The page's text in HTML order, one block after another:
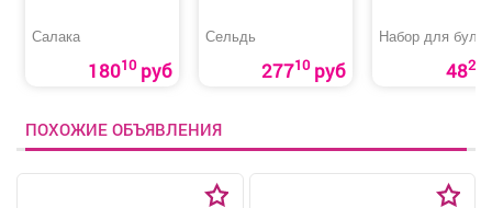
Салака
18010руб
Сельдь
27710руб
Набор для
4820
ПОХОЖИЕ ОБЪЯВЛЕНИЯ